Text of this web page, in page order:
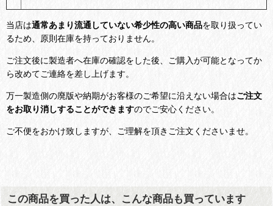
当店は通常あまり流通していない希少性の高い商品を取り扱ってい
るため、原則在庫を持っておりません。
ご注文後に製造者へ在庫の確認をした後、ご購入が可能となってか
ら改めてご連絡を差し上げます。
万一製造側の廃版や納期がお客様のご希望に沿えない場合はご注文
をお取り消しすることができますのでご安心ください。
ご不便をおかけ致しますが、ご理解を頂きご注文くださいませ。
この商品を買った人は、こんな商品も買っています